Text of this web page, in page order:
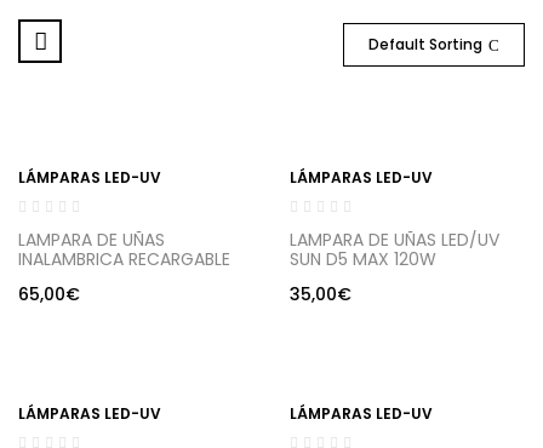
Default Sorting
LÁMPARAS LED-UV
LAMPARA DE UÑAS
INALAMBRICA RECARGABLE
65,00€
LÁMPARAS LED-UV
LAMPARA DE UÑAS LED/UV
SUN D5 MAX 120W
35,00€
LÁMPARAS LED-UV LÁMPARAS LED-UV